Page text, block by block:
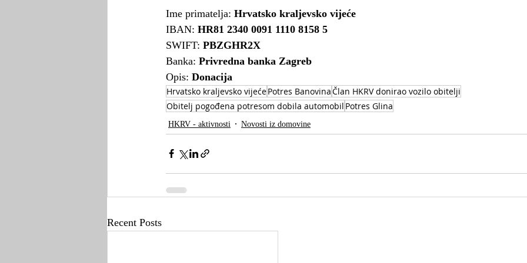
Ime primatelja: Hrvatsko kraljevsko vijeće
IBAN: HR81 2340 0091 1110 8158 5
SWIFT: PBZGHR2X
Banka: Privredna banka Zagreb
Opis: Donacija
Hrvatsko kraljevsko vijećePotres BanovinaČlan HKRV donirao vozilo obitelji
Obitelj pogođena potresom dobila automobil Potres Glina
HKRV - aktivnosti Novosti iz domovine
Recent Posts